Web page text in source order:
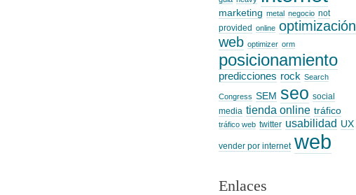
marketing metal negocio not
provided online optimización
web optimizer orm
posicionamiento
predicciones rock Search
Congress SEM seo social
media tienda online tráfico
tráfico web twitter usabilidad UX
vender por internet web
Enlaces